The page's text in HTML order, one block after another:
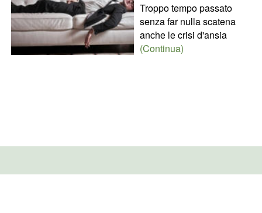
Troppo tempo passato
senza far nulla scatena
anche le crisi d'ansia
(Continua)